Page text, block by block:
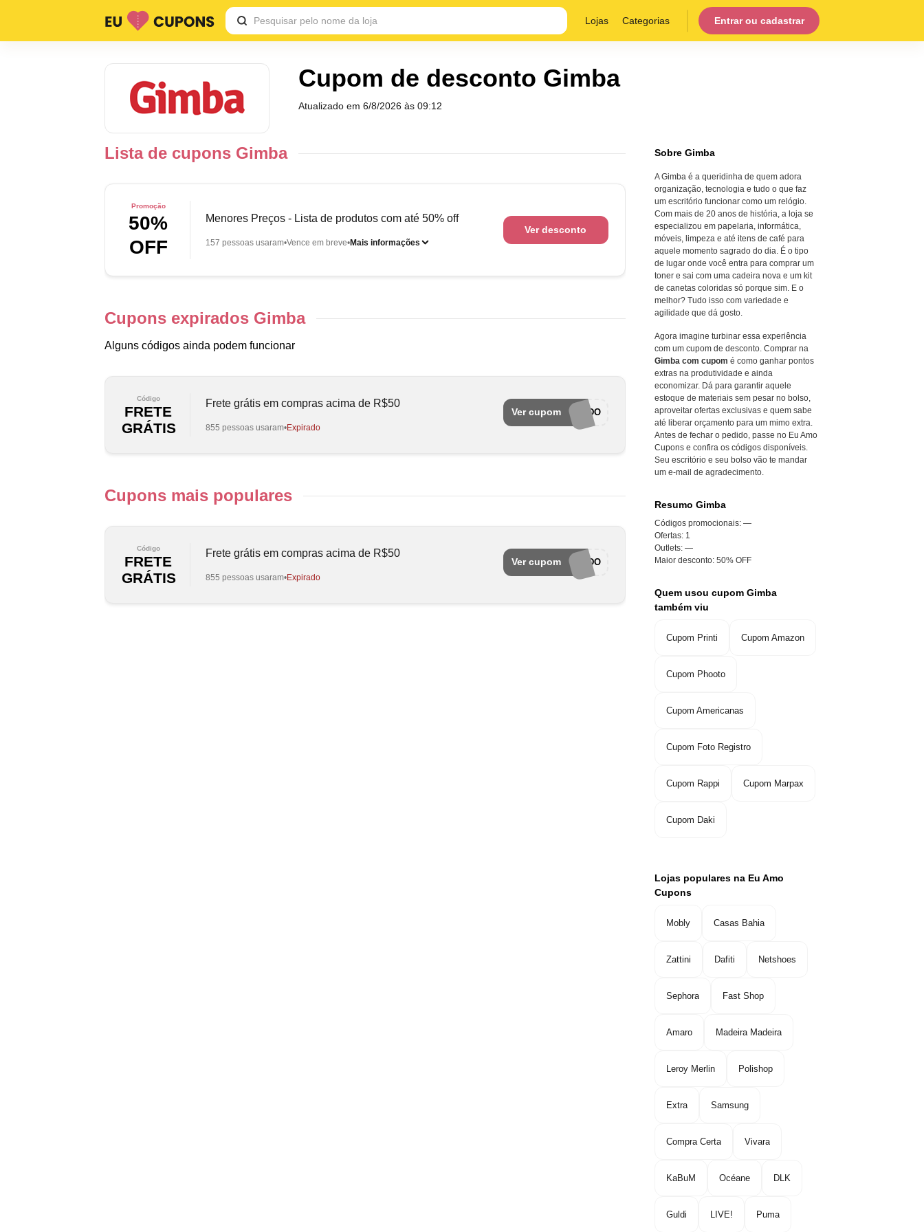
Lojas Categorias Entrar ou cadastrar
Cupom de desconto Gimba
Atualizado em6/8/2026 às 09:12
Lista de cupons Gimba
Promoção
50%
OFF
Menores Preços - Lista de produtos com até 50% off
157 pessoas usaram Vence em breve Mais informações
Ver desconto
Cupons expirados Gimba
Alguns códigos ainda podem funcionar
Código
FRETE
GRÁTIS
Frete grátis em compras acima de R$50
855 pessoas usaram Expirado
Ver cupomCUPONADO
Cupons mais populares
Código
FRETE
GRÁTIS
Frete grátis em compras acima de R$50
855 pessoas usaram Expirado
Ver cupomCUPONADO
Sobre Gimba
A Gimba é a queridinha de quem adora
organização, tecnologia e tudo o que faz
um escritório funcionar como um relógio.
Com mais de 20 anos de história, a loja se
especializou em papelaria, informática,
móveis, limpeza e até itens de café para
aquele momento sagrado do dia. É o tipo
de lugar onde você entra para comprar um
toner e sai com uma cadeira nova e um kit
de canetas coloridas só porque sim. E o
melhor? Tudo isso com variedade e
agilidade que dá gosto.
Agora imagine turbinar essa experiência
com um cupom de desconto. Comprar na
Gimba com cupom é como ganhar pontos
extras na produtividade e ainda
economizar. Dá para garantir aquele
estoque de materiais sem pesar no bolso,
aproveitar ofertas exclusivas e quem sabe
até liberar orçamento para um mimo extra.
Antes de fechar o pedido, passe no Eu Amo
Cupons e confira os códigos disponíveis.
Seu escritório e seu bolso vão te mandar
um e-mail de agradecimento.
Resumo Gimba
Códigos promocionais: —
Ofertas: 1
Outlets: —
Maior desconto: 50% OFF
Quem usou cupom Gimba
também viu
Cupom Printi Cupom Amazon
Cupom Phooto
Cupom Americanas
Cupom Foto Registro
Cupom Rappi Cupom Marpax
Cupom Daki
Lojas populares na Eu Amo
Cupons
Mobly Casas Bahia
Zattini Dafiti Netshoes
Sephora Fast Shop
Amaro Madeira Madeira
Leroy Merlin Polishop
Extra Samsung
Compra Certa Vivara
KaBuM Océane DLK
Guldi LIVE! Puma